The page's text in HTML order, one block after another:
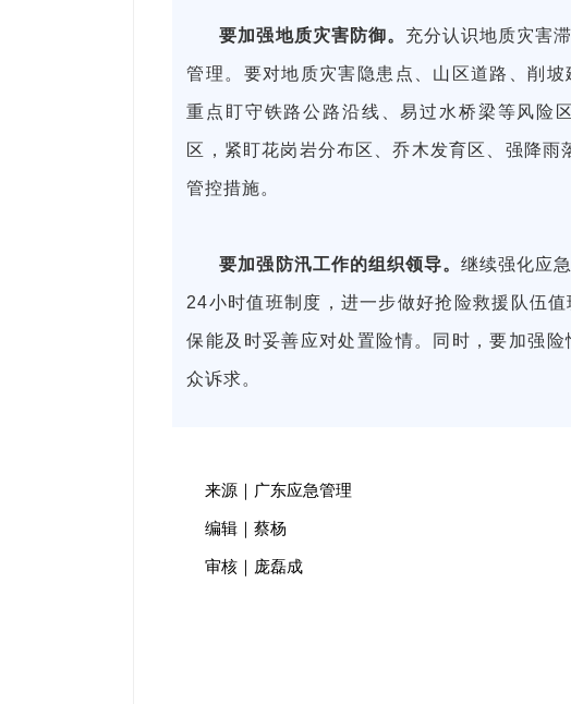
要加强地质灾害防御。 充分认识地质灾害
管理。要对地质灾害隐患点、山区道路、削
重点盯守铁路公路沿线、易过水桥梁等风险
区，紧盯花岗岩分布区、乔木发育区、强降雨
管控措施。
要加强防汛工作的组织领导。继续强化应
24小时值班制度，进一步做好抢险救援队伍
保能及时妥善应对处置险情。同时，要加强
众诉求。
来源｜广东应急管理
编辑｜蔡杨
审核｜庞磊成